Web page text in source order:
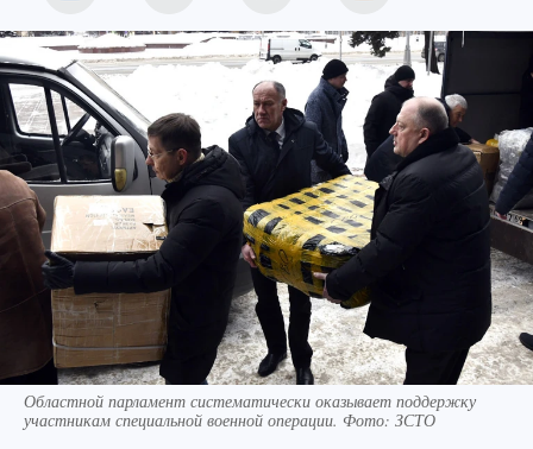
Областной парламент систематически оказывает поддержку
участникам специальной военной операции. Фото: ЗСТО